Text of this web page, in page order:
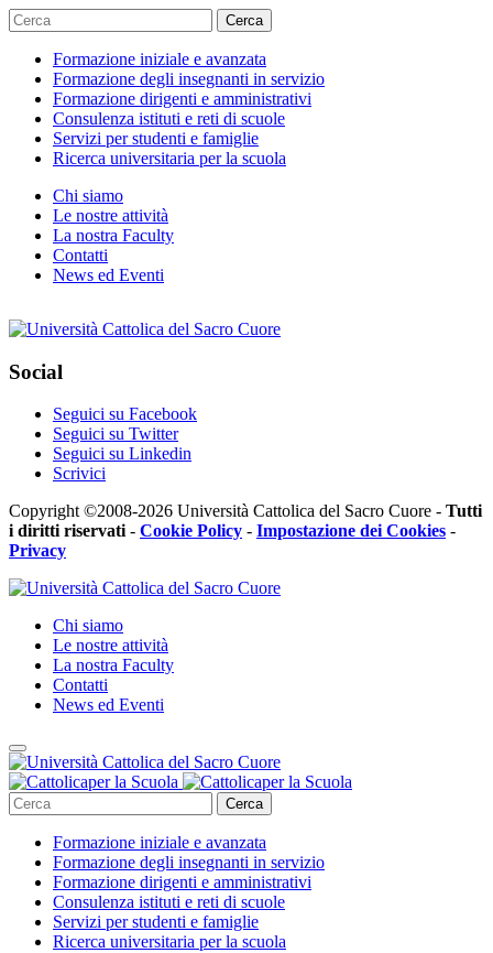
Cerca
Formazione iniziale e avanzata
Formazione degli insegnanti in servizio
Formazione dirigenti e amministrativi
Consulenza istituti e reti di scuole
Servizi per studenti e famiglie
Ricerca universitaria per la scuola
Chi siamo
Le nostre attività
La nostra Faculty
Contatti
News ed Eventi
Social
Seguici su Facebook
Seguici su Twitter
Seguici su Linkedin
Scrivici
Copyright ©2008-2026 Università Cattolica del Sacro Cuore - Tutti
i diritti riservati- Cookie Policy - Impostazione dei Cookies -
Privacy
Chi siamo
Le nostre attività
La nostra Faculty
Contatti
News ed Eventi
Cerca
Formazione iniziale e avanzata
Formazione degli insegnanti in servizio
Formazione dirigenti e amministrativi
Consulenza istituti e reti di scuole
Servizi per studenti e famiglie
Ricerca universitaria per la scuola